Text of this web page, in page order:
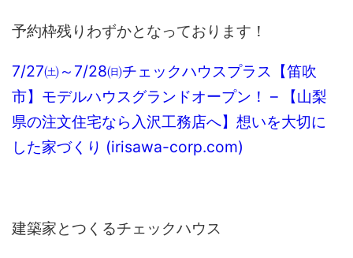
予約枠残りわずかとなっております！
7/27㈯～7/28㈰チェックハウスプラス【笛吹
市】モデルハウスグランドオープン！ – 【山梨
県の注文住宅なら入沢工務店へ】想いを大切に
した家づくり (irisawa-corp.com)
建築家とつくるチェックハウス